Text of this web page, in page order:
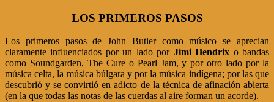
LOS PRIMEROS PASOS
Los primeros pasos de John Butler como músico se aprecian
claramente influenciados por un lado por Jimi Hendrix o bandas
como Soundgarden, The Cureo Pearl Jam, y por otro lado por la
música celta, la música búlgara y por la música indígena; por las que
descubrió y se convirtió en adicto de la técnica de afinación abierta
(en la que todas las notas de las cuerdas al aire forman un acorde).